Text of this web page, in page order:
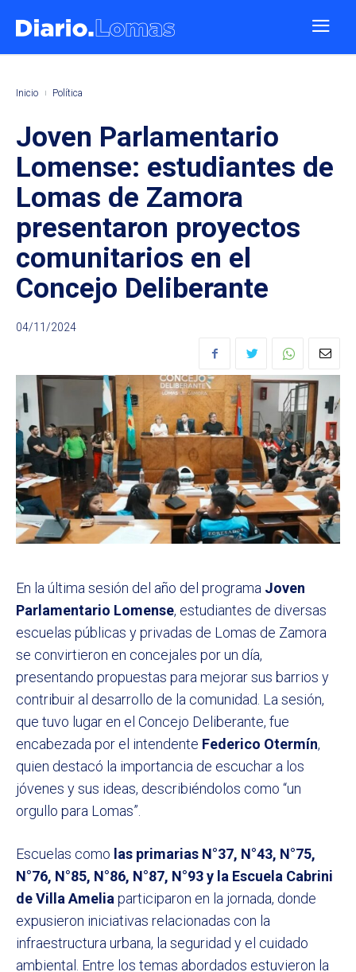
Inicio Política
Joven Parlamentario
Lomense: estudiantes de
Lomas de Zamora
presentaron proyectos
comunitarios en el
Concejo Deliberante
04/11/2024
En la última sesión del año del programa Joven
Parlamentario Lomense, estudiantes de diversas
escuelas públicas y privadas de Lomas de Zamora
se convirtieron en concejales por un día,
presentando propuestas para mejorar sus barrios y
contribuir al desarrollo de la comunidad. La sesión,
que tuvo lugar en el Concejo Deliberante, fue
encabezada por el intendente Federico Otermín,
quien destacó la importancia de escuchar a los
jóvenes y sus ideas, describiéndolos como “un
orgullo para Lomas”.
Escuelas como las primarias N°37, N°43, N°75,
N°76, N°85, N°86, N°87, N°93 y la Escuela Cabrini
de Villa Amelia participaron en la jornada, donde
expusieron iniciativas relacionadas con la
infraestructura urbana, la seguridad y el cuidado
ambiental. Entre los temas abordados estuvieron la